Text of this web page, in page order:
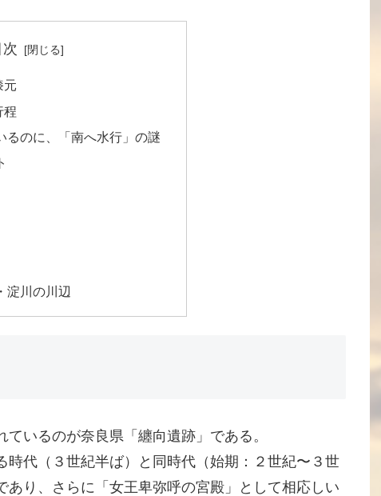
次
元
程
るのに、「南へ水行」の謎
淀川の川辺
いるのが奈良県「纏向遺跡」である。
代（３世紀半ば）と同時代（始期：２世紀〜３世
り、さらに「女王卑弥呼の宮殿」として相応しい